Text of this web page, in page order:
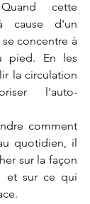
cette
cause d'un
concentre à
pied. En les
la circulation
l'auto-
comment
quotidien, il
sur la façon
et sur ce qui